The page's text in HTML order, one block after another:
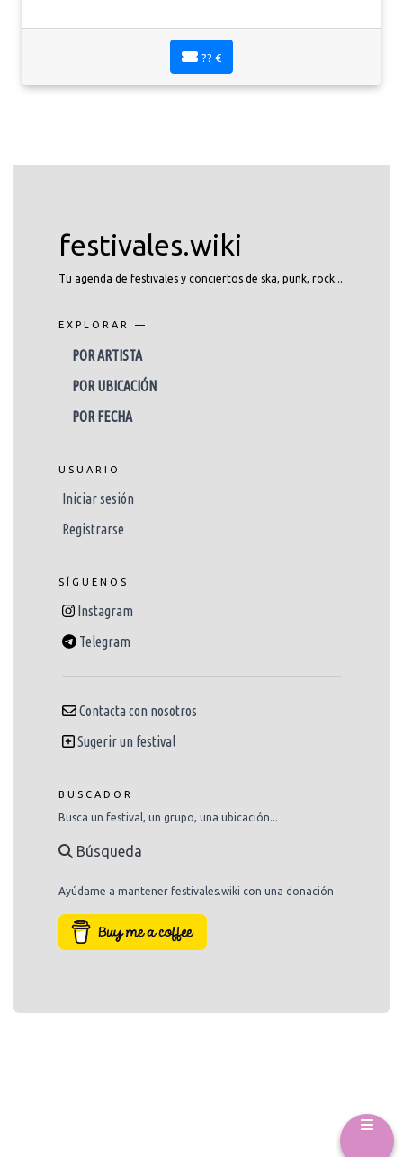
?? €
festivales.wiki
Tu agenda de festivales y conciertos de ska, punk, rock...
EXPLORAR —
POR ARTISTA
POR UBICACIÓN
POR FECHA
USUARIO
Iniciar sesión
Registrarse
SÍGUENOS
Instagram
Telegram
Contacta con nosotros
Sugerir un festival
BUSCADOR
Busca un festival, un grupo, una ubicación...
Búsqueda
Ayúdame a mantener festivales.wiki con una donación